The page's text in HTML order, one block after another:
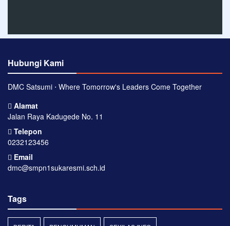
Hubungi Kami
DMC Satsumi ⋅ Where Tomorrow's Leaders Come Together
Alamat
Jalan Raya Kadugede No. 11
Telepon
0232123456
Email
dmc@smpn1sukaresmi.sch.id
Tags